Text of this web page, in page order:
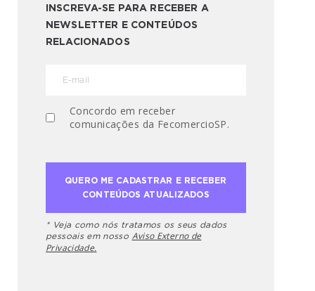
INSCREVA-SE PARA RECEBER A
NEWSLETTER E CONTEÚDOS
RELACIONADOS
Concordo em receber
comunicações da FecomercioSP.
* Veja como nós tratamos os seus dados
pessoais em nosso Aviso Externo de
Privacidade.